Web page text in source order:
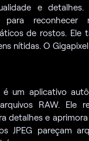
e
reconhecer
de rostos. Ele
nítidas. O
um aplicativo
RAW. Ele
detalhes e
JPEG pareçam